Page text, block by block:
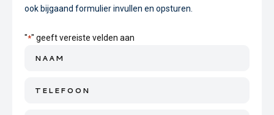
ook bijgaand formulier invullen en opsturen.
"*" geeft vereiste velden aan